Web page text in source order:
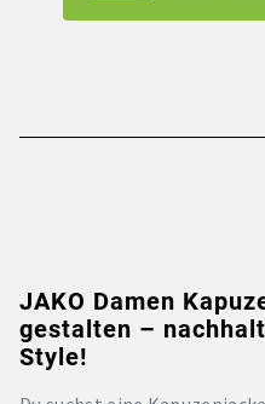
JAKO Damen
gestalten –
Style!